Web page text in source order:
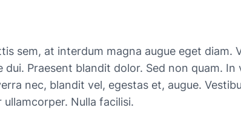
sem, at interdum magna augue eget diam.
Praesent blandit dolor. Sed non quam.
nec, blandit vel, egestas et, augue.
Nulla facilisi.